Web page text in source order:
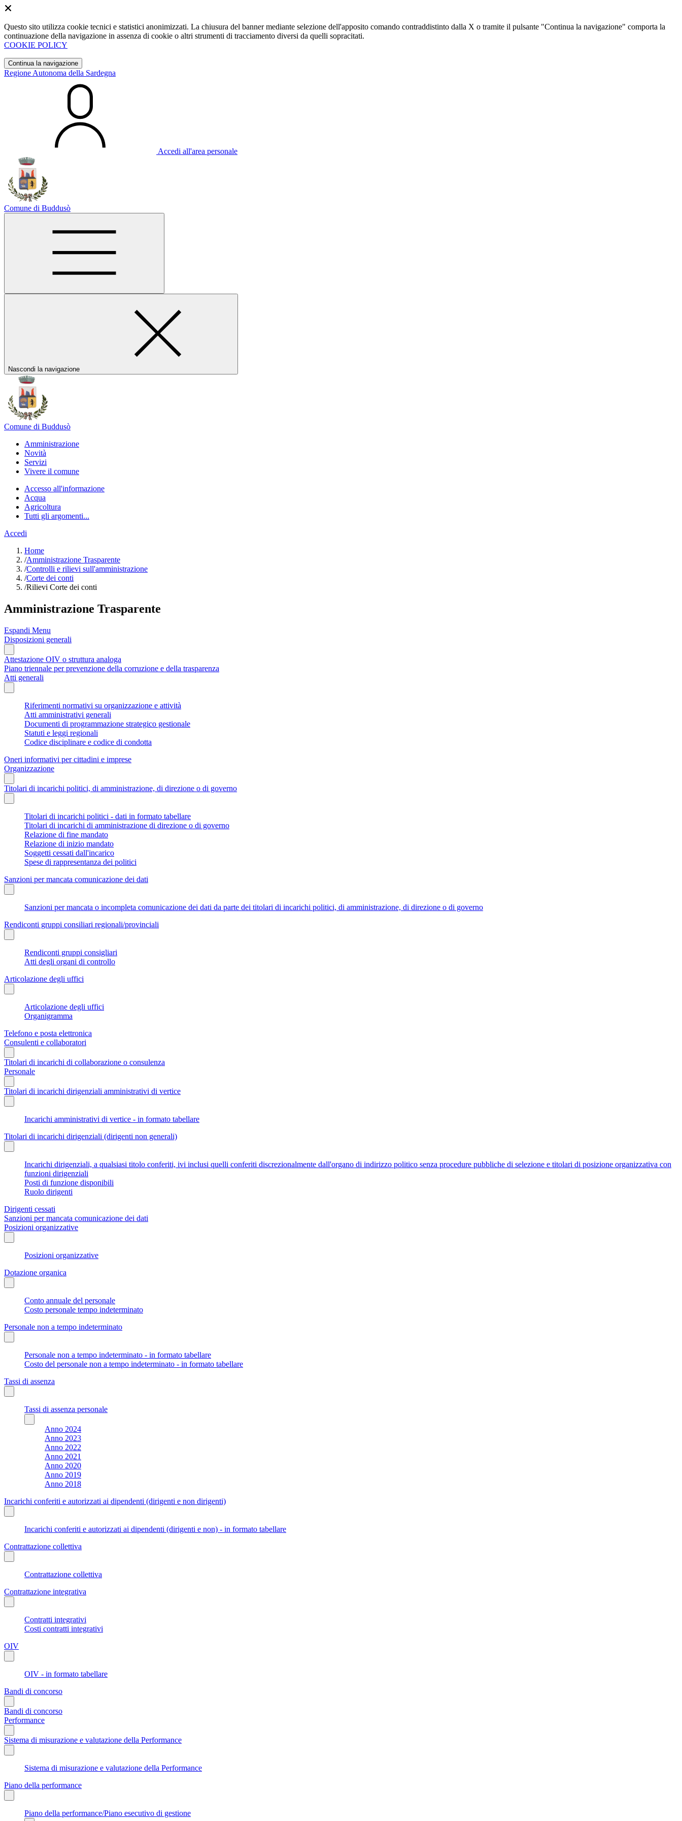
Questo sito utilizza cookie tecnici e statistici anonimizzati. La chiusura del banner mediante selezione dell'apposito comando contraddistinto dalla X o tramite il pulsante "Continua la navigazione" comporta la
continuazione della navigazione in assenza di cookie o altri strumenti di tracciamento diversi da quelli sopracitati.
COOKIE POLICY
Continua la navigazione
Regione Autonoma della Sardegna
Accedi all'area personale
Comune di Buddusò
Nascondi la navigazione
Comune di Buddusò
Amministrazione
Novità
Servizi
Vivere il comune
Accesso all'informazione
Acqua
Agricoltura
Tutti gli argomenti...
Accedi
Home
/Amministrazione Trasparente
/Controlli e rilievi sull'amministrazione
/Corte dei conti
/Rilievi Corte dei conti
Amministrazione Trasparente
Espandi Menu
Disposizioni generali
Attestazione OIV o struttura analoga
Piano triennale per prevenzione della corruzione e della trasparenza
Atti generali
Riferimenti normativi su organizzazione e attività
Atti amministrativi generali
Documenti di programmazione strategico gestionale
Statuti e leggi regionali
Codice disciplinare e codice di condotta
Oneri informativi per cittadini e imprese
Organizzazione
Titolari di incarichi politici, di amministrazione, di direzione o di governo
Titolari di incarichi politici - dati in formato tabellare
Titolari di incarichi di amministrazione di direzione o di governo
Relazione di fine mandato
Relazione di inizio mandato
Soggetti cessati dall'incarico
Spese di rappresentanza dei politici
Sanzioni per mancata comunicazione dei dati
Sanzioni per mancata o incompleta comunicazione dei dati da parte dei titolari di incarichi politici, di amministrazione, di direzione o di governo
Rendiconti gruppi consiliari regionali/provinciali
Rendiconti gruppi consigliari
Atti degli organi di controllo
Articolazione degli uffici
Articolazione degli uffici
Organigramma
Telefono e posta elettronica
Consulenti e collaboratori
Titolari di incarichi di collaborazione o consulenza
Personale
Titolari di incarichi dirigenziali amministrativi di vertice
Incarichi amministrativi di vertice - in formato tabellare
Titolari di incarichi dirigenziali (dirigenti non generali)
Incarichi dirigenziali, a qualsiasi titolo conferiti, ivi inclusi quelli conferiti discrezionalmente dall'organo di indirizzo politico senza procedure pubbliche di selezione e titolari di posizione organizzativa con
funzioni dirigenziali
Posti di funzione disponibili
Ruolo dirigenti
Dirigenti cessati
Sanzioni per mancata comunicazione dei dati
Posizioni organizzative
Posizioni organizzative
Dotazione organica
Conto annuale del personale
Costo personale tempo indeterminato
Personale non a tempo indeterminato
Personale non a tempo indeterminato - in formato tabellare
Costo del personale non a tempo indeterminato - in formato tabellare
Tassi di assenza
Tassi di assenza personale
Anno 2024
Anno 2023
Anno 2022
Anno 2021
Anno 2020
Anno 2019
Anno 2018
Incarichi conferiti e autorizzati ai dipendenti (dirigenti e non dirigenti)
Incarichi conferiti e autorizzati ai dipendenti (dirigenti e non) - in formato tabellare
Contrattazione collettiva
Contrattazione collettiva
Contrattazione integrativa
Contratti integrativi
Costi contratti integrativi
OIV
OIV - in formato tabellare
Bandi di concorso
Bandi di concorso
Performance
Sistema di misurazione e valutazione della Performance
Sistema di misurazione e valutazione della Performance
Piano della performance
Piano della performance/Piano esecutivo di gestione